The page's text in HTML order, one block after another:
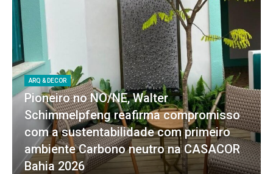
ARQ & DECOR
Pioneiro no NO/NE, Walter
Schimmelpfeng reafirma compromisso
com a sustentabilidade com primeiro
ambiente Carbono neutro na CASACOR
Bahia 2026